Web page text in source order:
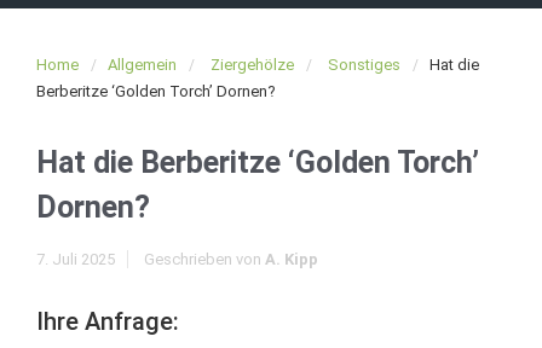
Home Allgemein Ziergehölze Sonstiges
Hat die
Berberitze ‘Golden Torch’ Dornen?
Hat die Berberitze ‘Golden Torch’
Dornen?
7. Juli 2025 Geschrieben von A. Kipp
Ihre Anfrage: